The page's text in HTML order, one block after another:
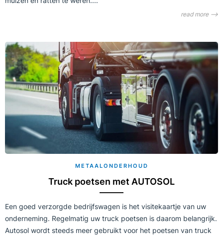
read more ⟶
METAALONDERHOUD
Truck poetsen met AUTOSOL
​​Een goed verzorgde bedrijfswagen is het visitekaartje van uw
onderneming. Regelmatig uw truck poetsen is daarom belangrijk.
Autosol wordt steeds meer gebruikt voor het poetsen van truck